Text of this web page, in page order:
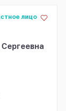
Сергеевна
лицо